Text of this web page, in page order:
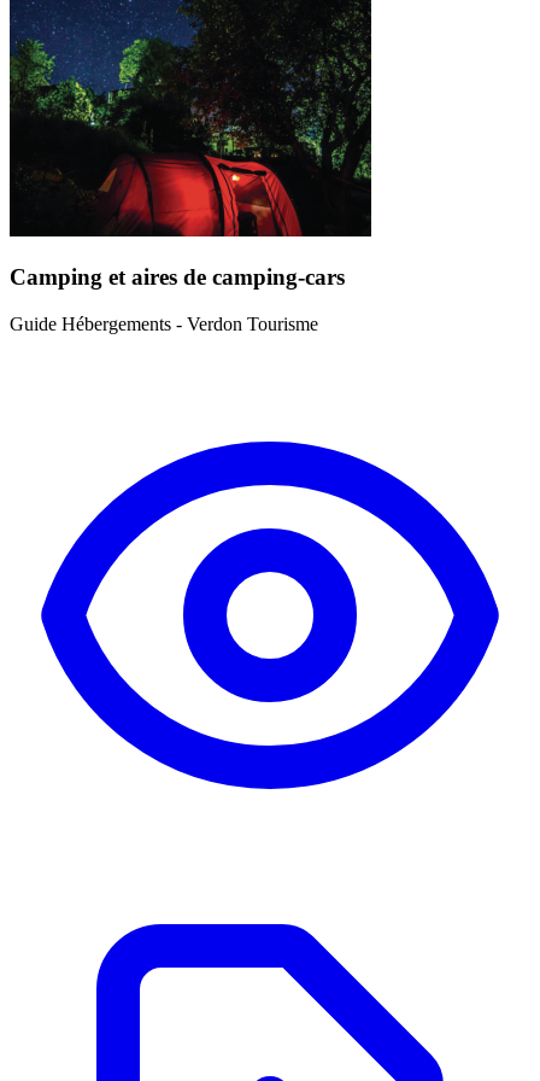
Camping et aires de camping-cars
Guide Hébergements - Verdon Tourisme